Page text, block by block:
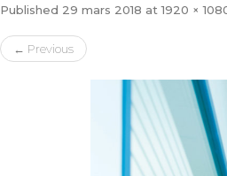
Published 29 mars 2018 at1920 ×
← Previous